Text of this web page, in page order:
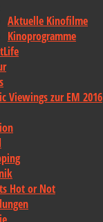
Aktuelle Kinofilme
Kinoprogramme
Viewings zur EM 2016
Hot or Not